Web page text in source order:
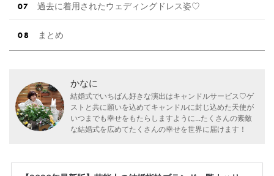
過去に着用されたウェディングドレス姿♡
まとめ
かなに
結婚式でいちばん好きな演出はキャンドルサービス♡ゲ
ストと共に願いを込めてキャンドルに封じ込めた天使が
いつまでも幸せをもたらしますように...たくさんの素敵
な結婚式を広めてたくさんの幸せを世界に届けます！